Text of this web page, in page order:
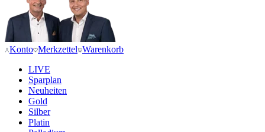
Konto Merkzettel Warenkorb
LIVE
Sparplan
Neuheiten
Gold
Silber
Platin